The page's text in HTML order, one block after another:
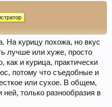
На курицу похожа, но вкус
лучше или хуже, просто
как и курица, практически
потому что съедобные и
или сухое. В общем,
только разнообразия в